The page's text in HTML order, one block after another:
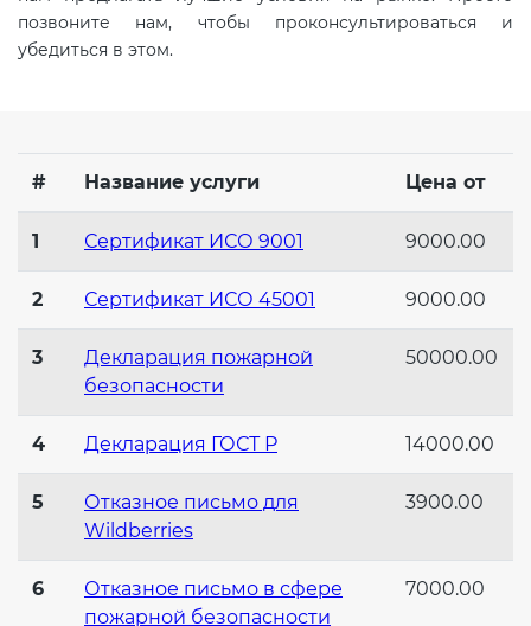
позвоните нам, чтобы проконсультироваться и
убедиться в этом.
# Название услуги Цена от
1 Сертификат ИСО 9001 9000.00
2 Сертификат ИСО 45001 9000.00
3
Декларация пожарной
безопасности
50000.00
4 Декларация ГОСТ Р 14000.00
5
Отказное письмо для
Wildberries
3900.00
6
Отказное письмо в сфере
пожарной безопасности
7000.00